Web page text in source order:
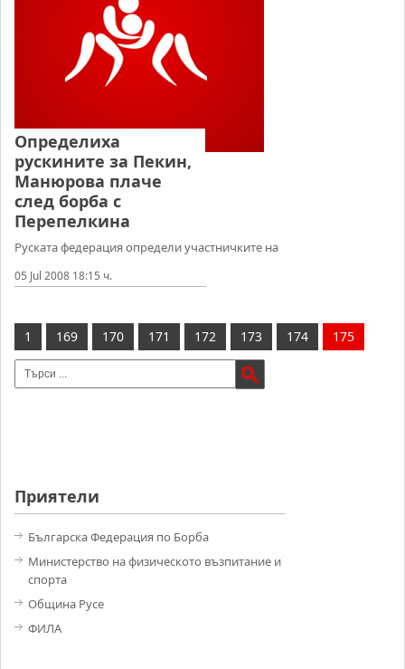
Определиха
рускините за Пекин,
Манюрова плаче
след борба с
Перепелкина
Руската федерация определи участничките на
05 Jul 2008 18:15 ч.
1 169 170 171 172 173 174 175
Приятели
Българска Федерация по Борба
Министерство на физическото възпитание и
спорта
Община Русе
ФИЛА